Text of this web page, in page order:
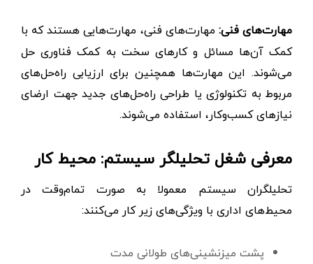
مهارت‌های فنی: مهارت‌های فنی، مهارت‌هایی هستند که با
کمک آن‌ها مسائل و کارهای سخت به کمک فناوری حل
می‌شوند. این مهارت‌ها همچنین برای ارزیابی راه‌حل‌های
مربوط به تکنولوژی یا طراحی راه‌حل‌های جدید جهت ارضای
نیازهای کسب‌و‌کار، استفاده می‌شوند.
معرفی شغل تحلیلگر سیستم: محیط کار
تحلیلگران سیستم معمولا به صورت تمام‌وقت در
محیط‌های اداری با ویژگی‌های زیر کار می‌کنند:
پشت ‌میز‌نشینی‌های طولانی مدت